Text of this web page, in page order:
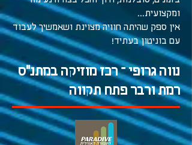
ומקצועית...
אין ספק שהיתה חוויה מצוינת ושאמשיך לעבוד
עם בוניטון בעתיד!
נווה גרופי – רכז מוזיקה במתנ"ס
רמת ורבר פתח תקווה